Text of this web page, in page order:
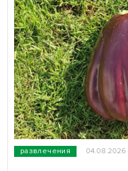
развлечения 04.08.2026